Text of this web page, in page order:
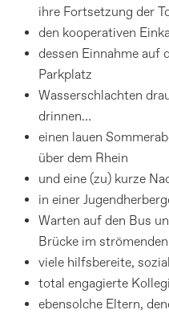
ihre Fortsetzung der
den kooperativen
dessen Einnahme auf
Parkplatz
Wasserschlachten
drinnen…
einen lauen
über dem Rhein
und eine (zu) kurze
in einer
Warten auf den Bus
Brücke im
viele hilfsbereite,
total engagierte
ebensolche Eltern,